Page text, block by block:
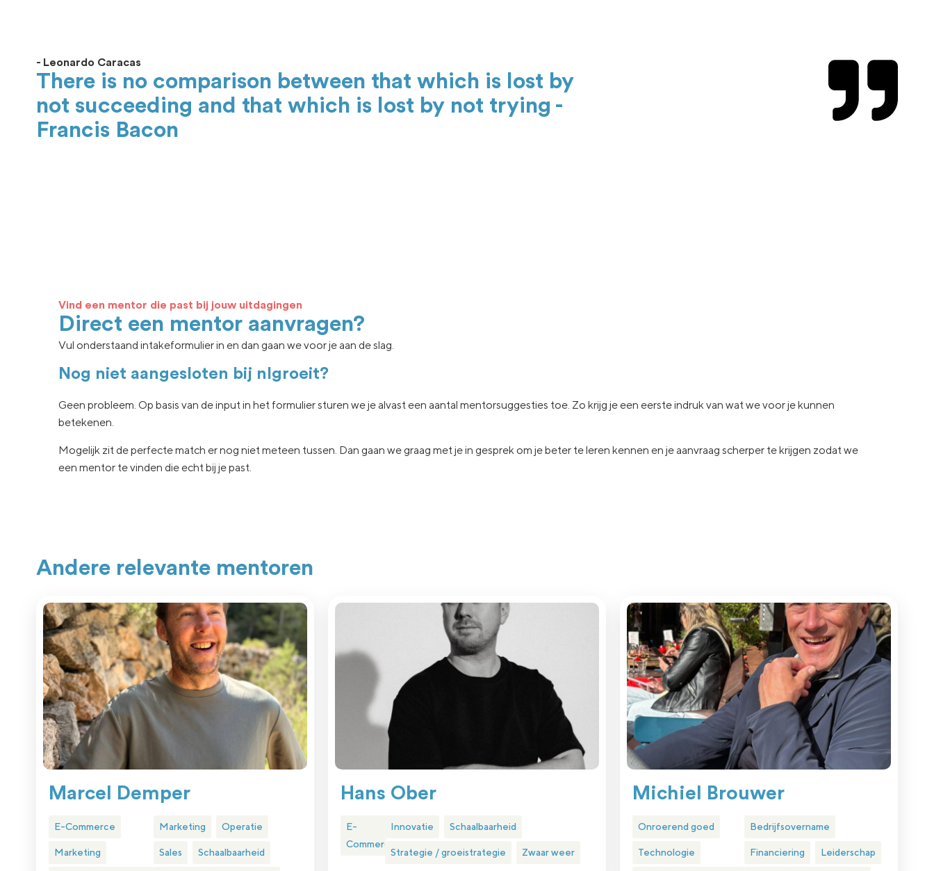
- Leonardo Caracas
There is no comparison between that which is lost by
not succeeding and that which is lost by not trying -
Francis Bacon
Vind een mentor die past bij jouw uitdagingen
Direct een mentor aanvragen?
Vul onderstaand intakeformulier in en dan gaan we voor je aan de slag.
Nog niet aangesloten bij nlgroeit?
Geen probleem. Op basis van de input in het formulier sturen we je alvast een aantal mentorsuggesties toe. Zo krijg je een eerste indruk van watwe voor je kunnen
betekenen.
Mogelijk zit deperfecte match er nog niet meteen tussen. Dan gaan we graag met je in gesprek om je beter te leren kennen en je aanvraag scherper te krijgen zodat we
een mentor te vinden die echt bij je past.
Andere relevante mentoren
Marcel Demper
E-Commerce
Marketing
Marketing Operatie
Sales Schaalbaarheid
Hans Ober
E-
Commerce
Innovatie Schaalbaarheid
Strategie / groeistrategie Zwaar weer
Michiel Brouwer
Onroerend goed
Technologie
Bedrijfsovername
Financiering Leiderschap